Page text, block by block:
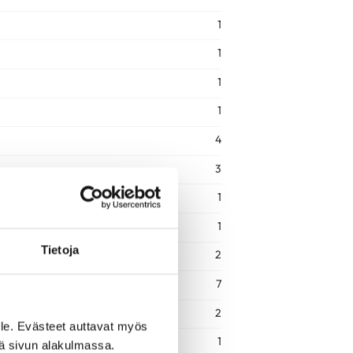
Tietoja
Evästeet auttavat myös
sivun alakulmassa.
1
1
1
1
4
3
1
1
2
7
2
1